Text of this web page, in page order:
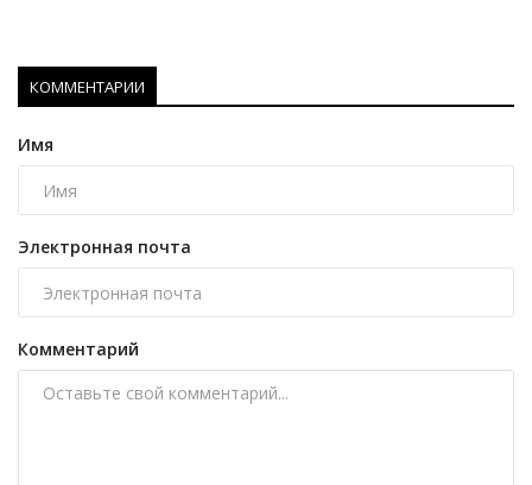
КОММЕНТАРИИ
Имя
Электронная почта
Комментарий